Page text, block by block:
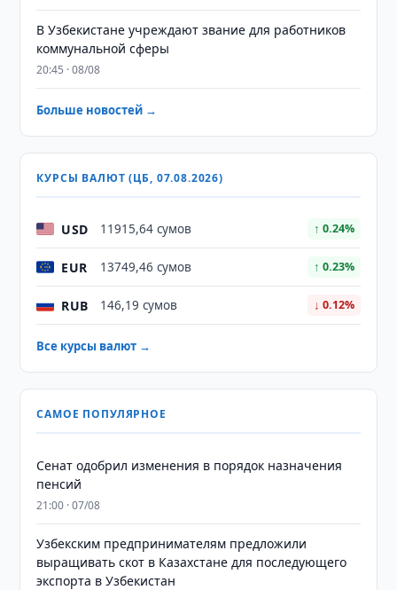
В Узбекистане учреждают звание для работников
коммунальной сферы
20:45 · 08/08
Больше новостей →
КУРСЫ ВАЛЮТ (ЦБ, 07.08.2026)
USD 11915,64 сумов ↑ 0.24%
EUR 13749,46 сумов ↑ 0.23%
RUB 146,19 сумов ↓ 0.12%
Все курсы валют →
САМОЕ ПОПУЛЯРНОЕ
Сенат одобрил изменения в порядок назначения
пенсий
21:00 · 07/08
Узбекским предпринимателям предложили
выращивать скот в Казахстане для последующего
экспорта в Узбекистан